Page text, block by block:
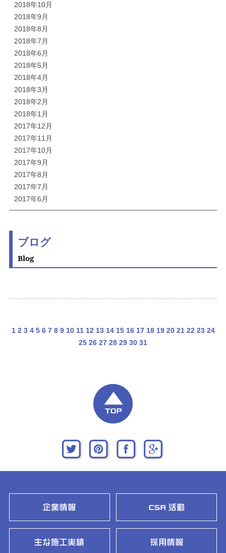
2018年10月
2018年9月
2018年8月
2018年7月
2018年6月
2018年5月
2018年4月
2018年3月
2018年2月
2018年1月
2017年12月
2017年11月
2017年10月
2017年9月
2017年8月
2017年7月
2017年6月
ブログ
Blog
1 2 3 4 5 6 7 8 9 10 11 12 13 14 15 16 17 18 19 20 21 22 23 24
25 26 27 28 29 30 31